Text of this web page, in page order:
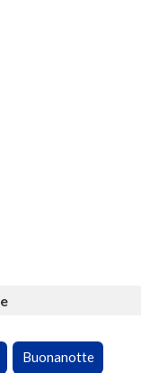
Buonanotte